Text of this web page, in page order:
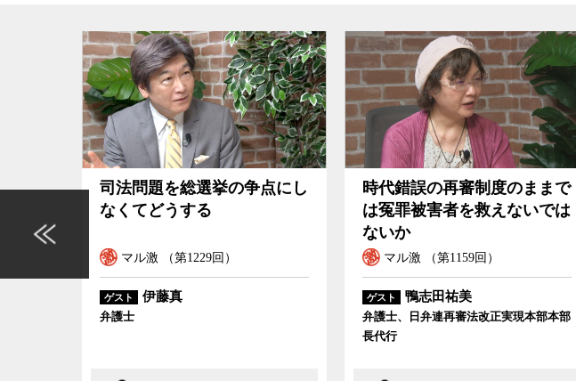
果が期待されるのか。どうすれば新しい制度を再犯を防ぎ受刑者の社会復帰
ていけるのかなどについて、龍谷大学法学部教授の浜井浩一氏と、ジャーナ
会学者の宮台真司が議論した。
の責
司法問題を総選挙の争点にし
なくてどうする
マル激 （第1229回）
ゲスト 伊藤真
弁護士
時代錯誤の再審制度のままで
は冤罪被害者を救えないでは
ないか
マル激 （第1159回）
ゲスト 鴨志田祐美
弁護士、日弁連再審法改正実現本部本部
長代行